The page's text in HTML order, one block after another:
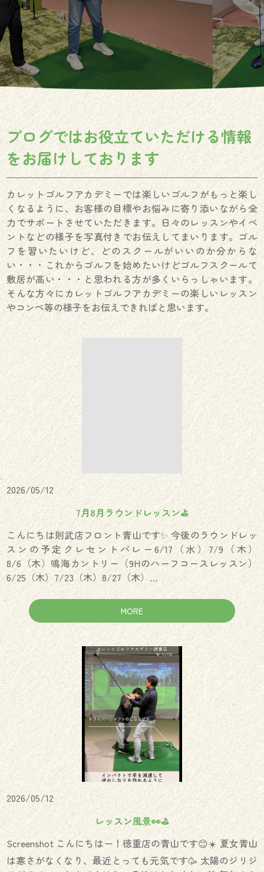
ブログではお役立ていただける情報
をお届けしております
カレットゴルフアカデミーでは楽しいゴルフがもっと楽し
くなるように、お客様の目標やお悩みに寄り添いながら全
力でサポートさせていただきます。日々のレッスンやイベ
ントなどの様子を写真付きでお伝えしてまいります。ゴル
フを習いたいけど、どのスクールがいいのか分からな
い・・・これからゴルフを始めたいけどゴルフスクールて
敷居が高い・・・と思われる方が多くいらっしゃいます。
そんな方々にカレットゴルフアカデミーの楽しいレッスン
やコンペ等の様子をお伝えできればと思います。
2026/05/12
7月8月ラウンドレッスン⛳️
こんにちは則武店フロント青山です✨ 今後のラウンドレッ
スンの予定クレセントバレー6/17（水）7/9（木）
8/6（木）鳴海カントリー（9Hのハーフコースレッスン）
6/25（木）7/23（木）8/27（木）…
MORE
2026/05/12
レッスン風景👀⛳️
Screenshot こんにちはー！徳重店の青山です😊☀️ 夏女青山
は寒さがなくなり、最近とっても元気です🥳 太陽のジリジ